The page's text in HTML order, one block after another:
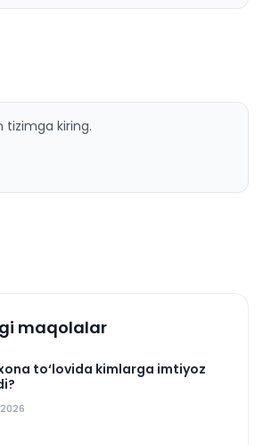
tizimga kiring.
maqolalar
to‘lovida kimlarga imtiyoz